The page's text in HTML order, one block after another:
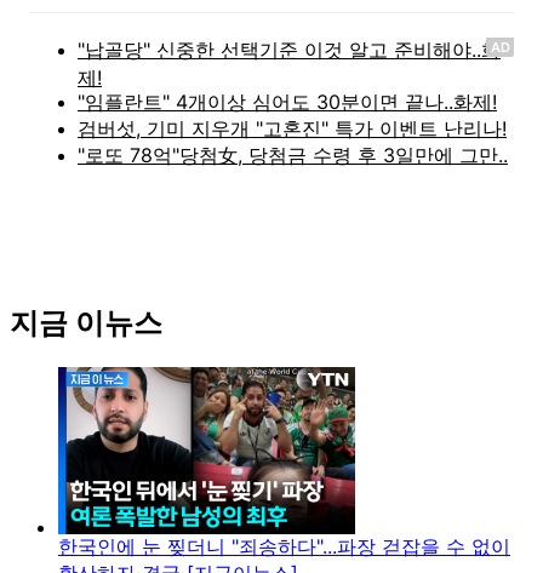
AD
지금 이뉴스
한국인에 눈 찢더니 "죄송하다"...파장 걷잡을 수 없이